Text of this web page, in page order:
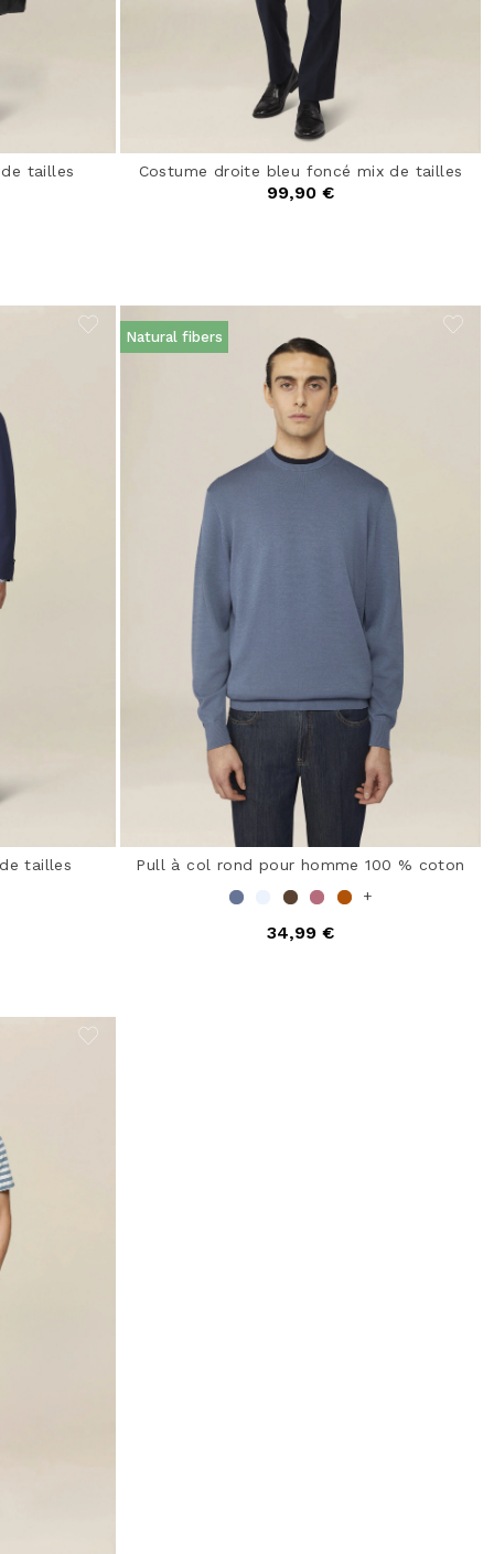
tailles Costume droite bleu foncé mix de tailles
99,90 €
tailles
Natural fibers
Pull à col rond pour homme 100 % coton
+
34,99 €